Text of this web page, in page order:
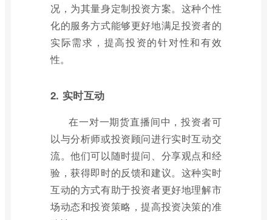
况，为其量身定制投资方案。这种个性
化的服务方式能够更好地满足投资者的
实际需求，提高投资的针对性和有效
性。
2. 实时互动
在一对一期货直播间中，投资者可
以与分析师或投资顾问进行实时互动交
流。他们可以随时提问、分享观点和经
验，获得即时的反馈和建议。这种实时
互动的方式有助于投资者更好地理解市
场动态和投资策略，提高投资决策的准